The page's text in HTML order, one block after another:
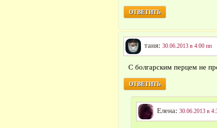
ОТВЕТИТЬ
таня: 30.06.2013 в 4:00 пп
С болгарским перцем не
ОТВЕТИТЬ
Елена: 30.06.2013 в